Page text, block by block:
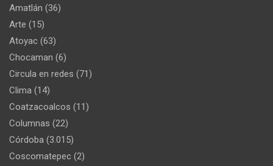
Amatlán (36)
Arte (15)
Atoyac (63)
Chocaman (6)
Circula en redes (71)
Clima (14)
Coatzacoalcos (11)
Columnas (22)
Córdoba (3.015)
Coscomatepec (2)